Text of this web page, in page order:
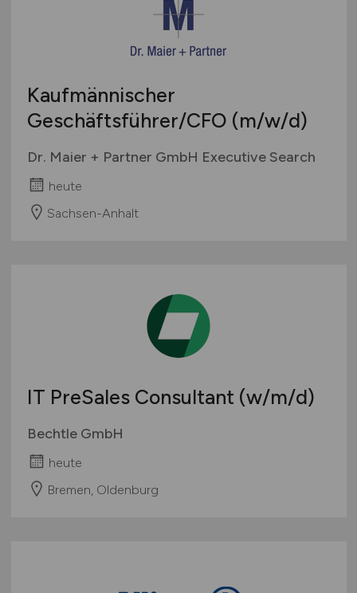
Kaufmännischer
Geschäftsführer/CFO (m/w/d)
Dr. Maier + Partner GmbH Executive Search
heute
Sachsen-Anhalt
IT PreSales Consultant (w/m/d)
Bechtle GmbH
heute
Bremen, Oldenburg